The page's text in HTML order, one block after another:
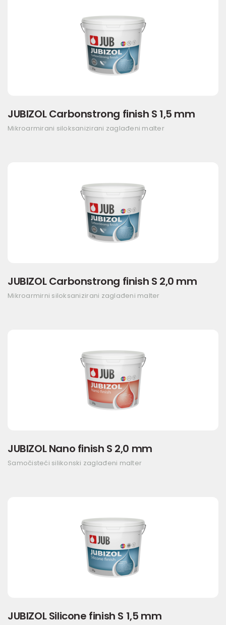
JUBIZOL Carbonstrong finish S 1,5 mm
Mikroarmirani siloksanizirani zaglađeni malter
JUBIZOL Carbonstrong finish S 2,0 mm
Mikroarmirni siloksanizirani zaglađeni malter
JUBIZOL Nano finish S 2,0 mm
Samočisteći silikonski zaglađeni malter
JUBIZOL Silicone finish S 1,5 mm